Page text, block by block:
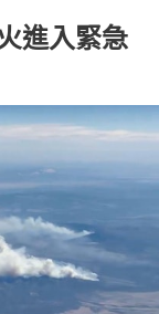
進入緊急